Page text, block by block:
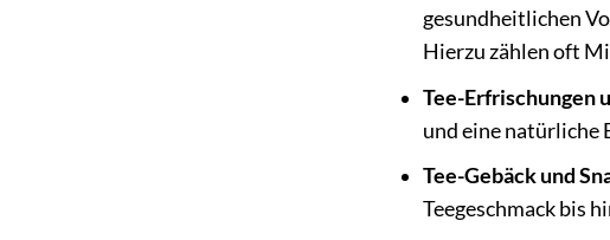
gesundheitlichen
Hierzu zählen oft
Tee-Erfrischungen
und eine natürliche
Tee-Gebäck und
Teegeschmack bis